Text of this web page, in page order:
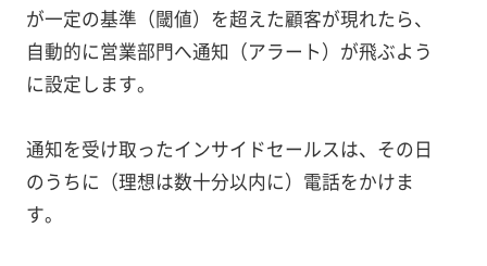
が一定の基準（閾値）を超えた顧客が現れたら、
自動的に営業部門へ通知（アラート）が飛ぶよう
に設定します。
通知を受け取ったインサイドセールスは、その日
のうちに（理想は数十分以内に）電話をかけま
す。